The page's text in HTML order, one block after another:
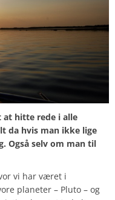
hitte rede i alle
da hvis man ikke lige
Også selv om man til
vi har været i
planeter – Pluto – og